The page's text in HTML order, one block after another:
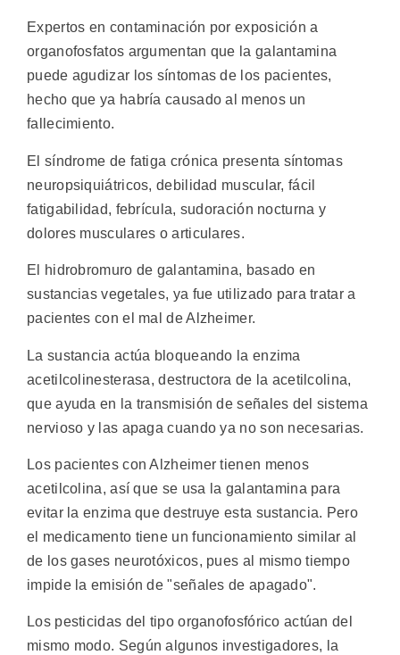
Expertos en contaminación por exposición a
organofosfatos argumentan que la galantamina
puede agudizar los síntomas de los pacientes,
hecho que ya habría causado al menos un
fallecimiento.
El síndrome de fatiga crónica presenta síntomas
neuropsiquiátricos, debilidad muscular, fácil
fatigabilidad, febrícula, sudoración nocturna y
dolores musculares o articulares.
El hidrobromuro de galantamina, basado en
sustancias vegetales, ya fue utilizado para tratar a
pacientes con el mal de Alzheimer.
La sustancia actúa bloqueando la enzima
acetilcolinesterasa, destructora de la acetilcolina,
que ayuda en la transmisión de señales del sistema
nervioso y las apaga cuando ya no son necesarias.
Los pacientes con Alzheimer tienen menos
acetilcolina, así que se usa la galantamina para
evitar la enzima que destruye esta sustancia. Pero
el medicamento tiene un funcionamiento similar al
de los gases neurotóxicos, pues al mismo tiempo
impide la emisión de "señales de apagado".
Los pesticidas del tipo organofosfórico actúan del
mismo modo. Según algunos investigadores, la